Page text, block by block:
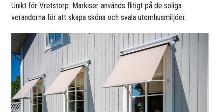
Unikt för Vretstorp: Markiser används flitigt på de soliga
verandorna för att skapa sköna och svala utomhusmiljöer.